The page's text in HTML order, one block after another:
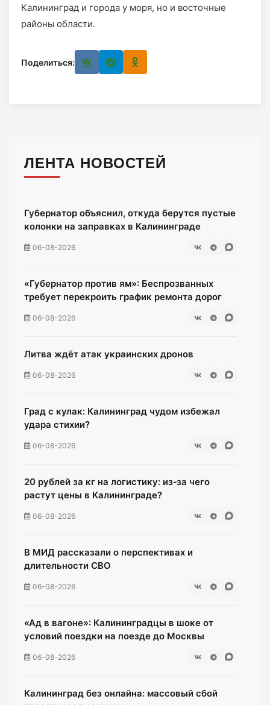
Калининград и города у моря, но и восточные
районы области.
Поделиться:
ЛЕНТА НОВОСТЕЙ
Губернатор объяснил, откуда берутся пустые
колонки на заправках в Калининграде
06-08-2026
«Губернатор против ям»: Беспрозванных
требует перекроить график ремонта дорог
06-08-2026
Литва ждёт атак украинских дронов
06-08-2026
Град с кулак: Калининград чудом избежал
удара стихии?
06-08-2026
20 рублей за кг на логистику: из‑за чего
растут цены в Калининграде?
06-08-2026
В МИД рассказали о перспективах и
длительности СВО
06-08-2026
«Ад в вагоне»: Калининградцы в шоке от
условий поездки на поезде до Москвы
06-08-2026
Калининград без онлайна: массовый сбой